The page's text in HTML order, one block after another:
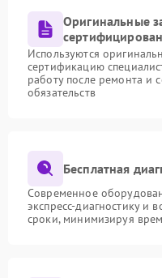
Оригинальные
Используются
сертификацию
работу после ремонта и
обязательств
Бесплатная
Современное
экспресс-диагностику и
сроки, минимизируя